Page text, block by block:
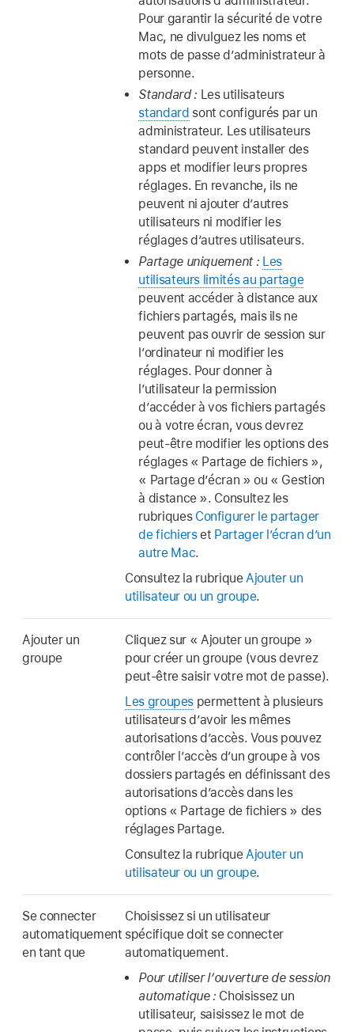
Pour garantir la sécurité de votre
Mac, ne divulguez les noms et
mots de passe d’administrateur à
personne.
Standard : Les utilisateurs
standard sont configurés par un
administrateur. Les utilisateurs
standard peuvent installer des
apps et modifier leurs propres
réglages. En revanche, ils ne
peuvent ni ajouter d’autres
utilisateurs ni modifier les
réglages d’autres utilisateurs.
Partage uniquement : Les
utilisateurs limités au partage
peuvent accéder à distance aux
fichiers partagés, mais ils ne
peuvent pas ouvrir de session sur
l’ordinateur ni modifier les
réglages. Pour donner à
l’utilisateur la permission
d’accéder à vos fichiers partagés
ou à votre écran, vous devrez
peut-être modifier les options des
réglages « Partage de fichiers »,
« Partage d’écran » ou « Gestion
à distance ». Consultez les
rubriques Configurer le partager
de fichierset Partager l’écran d’un
autre Mac.
Consultez la rubriqueAjouter un
utilisateur ou un groupe.
Ajouter un
groupe
Cliquez sur « Ajouter un groupe »
pour créer un groupe (vous devrez
peut-être saisir votre mot de passe).
Les groupes permettent à plusieurs
utilisateurs d’avoir les mêmes
autorisations d’accès. Vous pouvez
contrôler l’accès d’un groupe à vos
dossiers partagés en définissant des
autorisations d’accès dans les
options « Partage de fichiers » des
réglages Partage.
Consultez la rubriqueAjouter un
utilisateur ou un groupe.
Se connecter
automatiquement
en tant que
Choisissez si un utilisateur
spécifique doit se connecter
automatiquement.
Pour utiliser l’ouverture de session
automatique : Choisissez un
utilisateur, saisissez le mot de